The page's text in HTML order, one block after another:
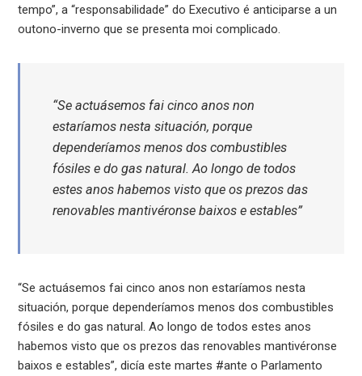
tempo”, a “responsabilidade” do Executivo é anticiparse a un
outono-inverno que se presenta moi complicado.
“Se actuásemos fai cinco anos non
estaríamos nesta situación, porque
dependeríamos menos dos combustibles
fósiles e do gas natural. Ao longo de todos
estes anos habemos visto que os prezos das
renovables mantivéronse baixos e estables”
“Se actuásemos fai cinco anos non estaríamos nesta
situación, porque dependeríamos menos dos combustibles
fósiles e do gas natural. Ao longo de todos estes anos
habemos visto que os prezos das renovables mantivéronse
baixos e estables”, dicía este martes #ante o Parlamento